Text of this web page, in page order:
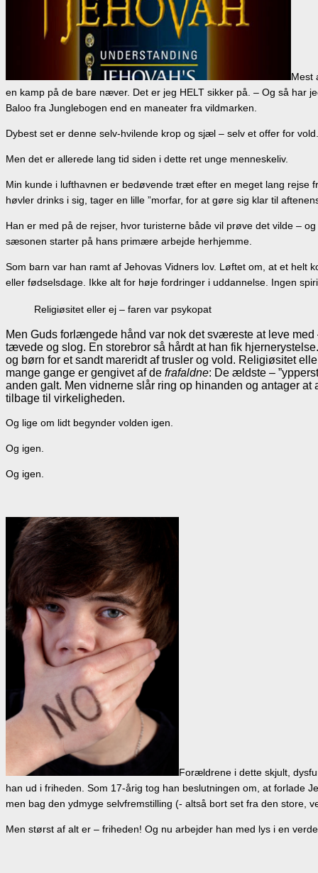
Mest
en kamp på de bare næver. Det er jeg HELT sikker på. – Og så har
Baloo fra Junglebogen end en maneater fra vildmarken.
Dybest set er denne selv-hvilende krop og sjæl – selv et offer for vold.
Men det er allerede lang tid siden i dette ret unge menneskeliv.
Min kunde i lufthavnen er bedøvende træt efter en meget lang rejse
høvler drinks i sig, tager en lille ”morfar, for at gøre sig klar til
Han er med på de rejser, hvor turisterne både vil prøve det vilde –
sæsonen starter på hans primære arbejde herhjemme.
Som barn var han ramt af Jehovas Vidners lov. Løftet om, at et helt
eller fødselsdage. Ikke alt for høje fordringer i uddannelse. Ingen
Religiøsitet eller ej – faren var psykopat
Men Guds forlængede hånd var nok det sværeste at leve
tævede og slog. En storebror så hårdt at han fik
og børn for et sandt mareridt af trusler og vold. Religiøsitet
mange gange er gengivet af de frafaldne: De ældste –
anden galt. Men vidnerne slår ring op hinanden og antager
tilbage til virkeligheden.
Og lige om lidt begynder volden igen.
Og igen.
Og igen.
Forældrene i dette skjult,
han ud i friheden. Som 17-årig tog han beslutningen om, at forlade
men bag den ydmyge selvfremstilling (- altså bort set fra den store,
Men størst af alt er – friheden! Og nu arbejder han med lys i en